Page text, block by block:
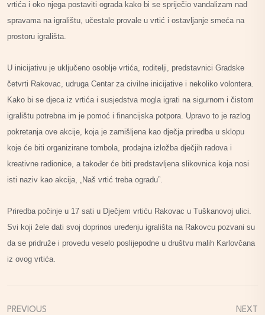
vrtića i oko njega postaviti ograda kako bi se spriječio vandalizam nad
spravama na igralištu, učestale provale u vrtić i ostavljanje smeća na
prostoru igrališta.
U inicijativu je uključeno osoblje vrtića, roditelji, predstavnici Gradske
četvrti Rakovac, udruga Centar za civilne inicijative i nekoliko volontera.
Kako bi se djeca iz vrtića i susjedstva mogla igrati na sigurnom i čistom
igralištu potrebna im je pomoć i financijska potpora. Upravo to je razlog
pokretanja ove akcije, koja je zamišljena kao dječja priredba u sklopu
koje će biti organizirane tombola, prodajna izložba dječjih radova i
kreativne radionice, a također će biti predstavljena slikovnica koja nosi
isti naziv kao akcija, „Naš vrtić treba ogradu”.
Priredba počinje u 17 sati u Dječjem vrtiću Rakovac u Tuškanovoj ulici.
Svi koji žele dati svoj doprinos uređenju igrališta na Rakovcu pozvani su
da se pridruže i provedu veselo poslijepodne u društvu malih Karlovčana
iz ovog vrtića.
PREVIOUS
NEXT